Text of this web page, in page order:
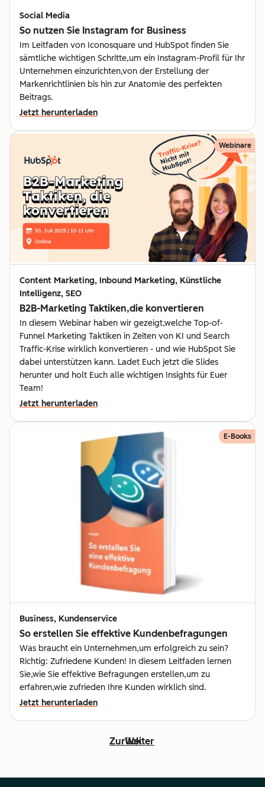
Social Media
So nutzen Sie Instagram for Business
Im Leitfaden von Iconosquare und HubSpot finden Sie
sämtliche wichtigen Schritte,um ein Instagram-Profil für Ihr
Unternehmen einzurichten,von der Erstellung der
Markenrichtlinien bis hin zur Anatomie des perfekten
Beitrags.
Jetzt herunterladen
Webinare
Content Marketing, Inbound Marketing, Künstliche
Intelligenz, SEO
B2B-Marketing Taktiken,die konvertieren
In diesem Webinar haben wir gezeigt,welche Top-of-
Funnel Marketing Taktiken in Zeiten von KI und Search
Traffic-Krise wirklich konvertieren - und wie HubSpot Sie
dabei unterstützen kann. Ladet Euch jetzt die Slides
herunter und holt Euch alle wichtigen Insights für Euer
Team!
Jetzt herunterladen
E-Books
Business, Kundenservice
So erstellen Sie effektive Kundenbefragungen
Was braucht ein Unternehmen,um erfolgreich zu sein?
Richtig: Zufriedene Kunden! In diesem Leitfaden lernen
Sie,wie Sie effektive Befragungen erstellen,um zu
erfahren,wie zufrieden Ihre Kunden wirklich sind.
Jetzt herunterladen
Zurück
Weiter